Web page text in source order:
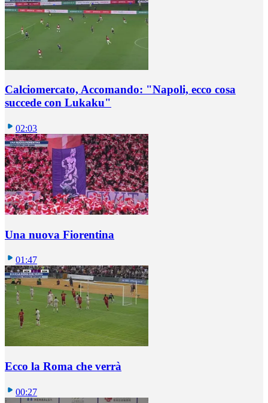
Calciomercato, Accomando: "Napoli, ecco cosa
succede con Lukaku"
02:03
Una nuova Fiorentina
01:47
Ecco la Roma che verrà
00:27